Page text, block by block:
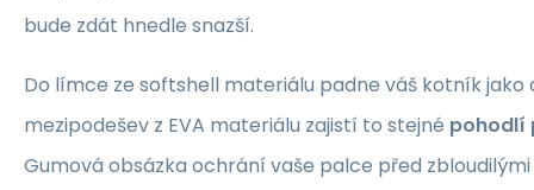
bude zdát hnedle snazší.
Do límce ze softshell materiálu padne váš kotník jako
mezipodešev z EVA materiálu zajistí to stejné pohodlí
Gumová obsázka ochrání vaše palce před